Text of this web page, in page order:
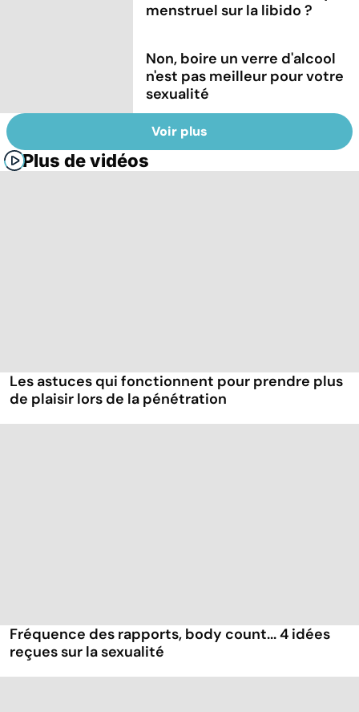
menstruel sur la libido ?
Non, boire un verre d'alcool
n'est pas meilleur pour votre
sexualité
Voir plus
Plus de vidéos
Les astuces qui fonctionnent pour prendre plus
de plaisir lors de la pénétration
Fréquence des rapports, body count... 4 idées
reçues sur la sexualité